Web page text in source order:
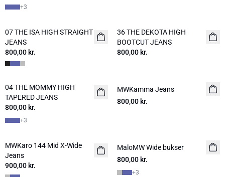
+3
NYHED
07 THE ISA HIGH STRAIGHT
JEANS
800,00 kr.
NYHED
36 THE DEKOTA HIGH
BOOTCUT JEANS
800,00 kr.
NYHED
04 THE MOMMY HIGH
TAPERED JEANS
800,00 kr.
+3
MWKamma Jeans
800,00 kr.
NYHED
MWKaro 144 Mid X-Wide
Jeans
900,00 kr.
NYHED
MaloMW Wide bukser
800,00 kr.
+3